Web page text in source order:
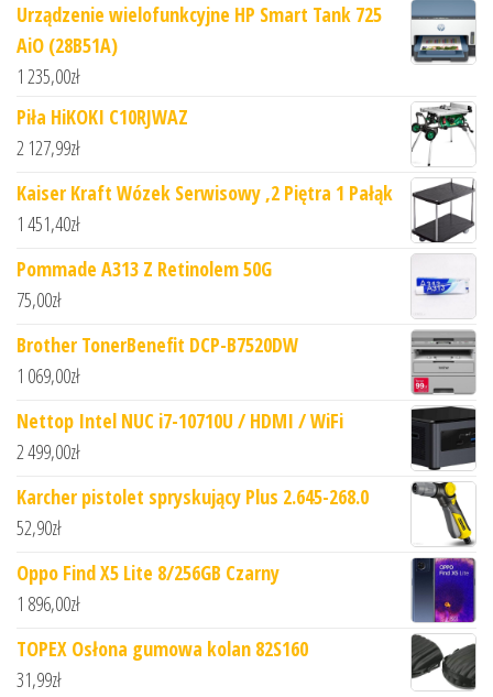
Urządzenie wielofunkcyjne HP Smart Tank 725
AiO (28B51A)
1 235,00zł
Piła HiKOKI C10RJWAZ
2 127,99zł
Kaiser Kraft Wózek Serwisowy ,2 Piętra 1 Pałąk
1 451,40zł
Pommade A313 Z Retinolem 50G
75,00zł
Brother TonerBenefit DCP-B7520DW
1 069,00zł
Nettop Intel NUC i7-10710U / HDMI / WiFi
2 499,00zł
Karcher pistolet spryskujący Plus 2.645-268.0
52,90zł
Oppo Find X5 Lite 8/256GB Czarny
1 896,00zł
TOPEX Osłona gumowa kolan 82S160
31,99zł